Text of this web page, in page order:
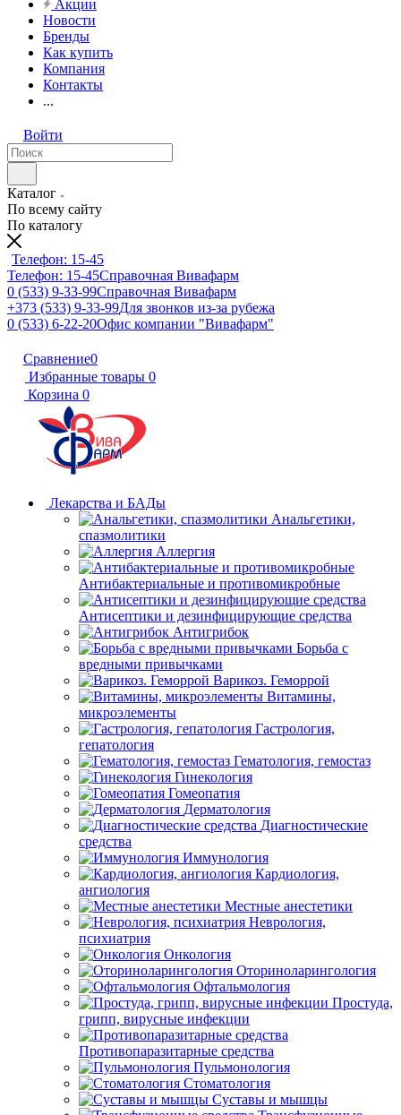
Акции
Новости
Бренды
Как купить
Компания
Контакты
...
Войти
Каталог
По всему сайту
По каталогу
Телефон: 15-45
Телефон: 15-45Справочная Вивафарм
0 (533) 9-33-99Справочная Вивафарм
+373 (533) 9-33-99Для звонков из-за рубежа
0 (533) 6-22-20Офис компании "Вивафарм"
Сравнение0
Избранные товары 0
Корзина 0
Лекарства и БАДы
Анальгетики,
спазмолитики
Аллергия
Антибактериальные и противомикробные
Антисептики и дезинфицирующие средства
Антигрибок
Борьба с
вредными привычками
Варикоз. Геморрой
Витамины,
микроэлементы
Гастрология,
гепатология
Гематология, гемостаз
Гинекология
Гомеопатия
Дерматология
Диагностические
средства
Иммунология
Кардиология,
ангиология
Местные анестетики
Неврология,
психиатрия
Онкология
Оториноларингология
Офтальмология
Простуда,
грипп, вирусные инфекции
Противопаразитарные средства
Пульмонология
Стоматология
Суставы и мышцы